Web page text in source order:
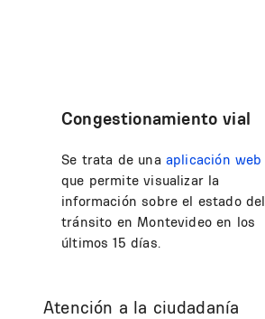
Congestionamiento vial
Se trata de una aplicación web
que permite visualizar la
información sobre el estado del
tránsito en Montevideo en los
últimos 15 días.
Atención a la ciudadanía